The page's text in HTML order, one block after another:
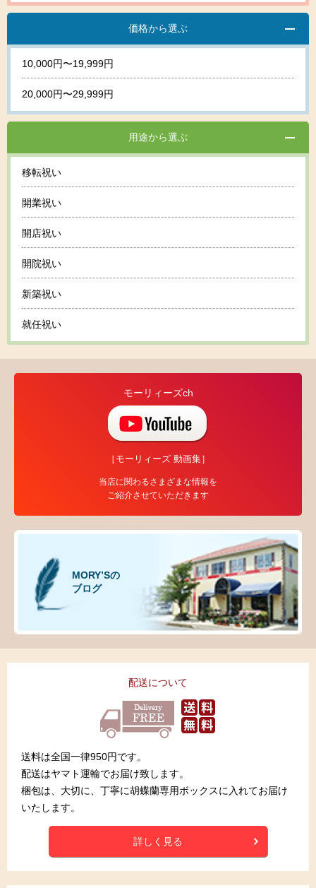
価格から選ぶ
10,000円〜19,999円
20,000円〜29,999円
用途から選ぶ
移転祝い
開業祝い
開店祝い
開院祝い
新築祝い
就任祝い
モーリィーズch
［モーリィーズ 動画集］
当店に関わるさまざまな情報を
ご紹介させていただきます
MORY’Sの
ブログ
配送について
送料は全国一律950円です。
配送はヤマト運輸でお届け致します。
梱包は、大切に、丁寧に胡蝶蘭専用ボックスに入れてお届け
いたします。
詳しく見る